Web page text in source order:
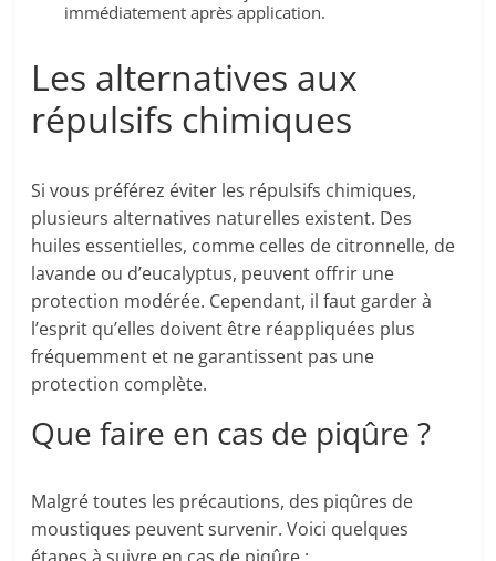
immédiatement après application.
Les alternatives aux
répulsifs chimiques
Si vous préférez éviter les répulsifs chimiques,
plusieurs alternatives naturelles existent. Des
huiles essentielles, comme celles de citronnelle, de
lavande ou d’eucalyptus, peuvent offrir une
protection modérée. Cependant, il faut garder à
l’esprit qu’elles doivent être réappliquées plus
fréquemment et ne garantissent pas une
protection complète.
Que faire en cas de piqûre ?
Malgré toutes les précautions, des piqûres de
moustiques peuvent survenir. Voici quelques